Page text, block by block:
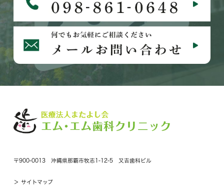
〒900-0013 沖縄県那覇市牧志1-12-5 又吉歯科ビル
＞ サイトマップ